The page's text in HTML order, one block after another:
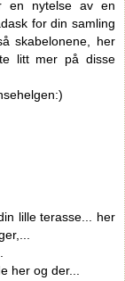
en nytelse av en
for din samling
skabelonene, her
litt mer på disse
lille terasse... her
her og der...